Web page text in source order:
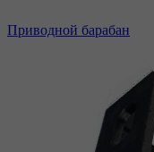
Приводной барабан